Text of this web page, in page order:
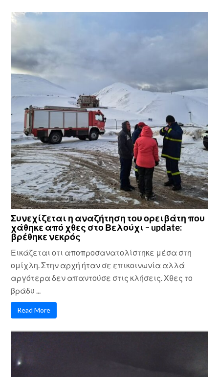
Συνεχίζεται η αναζήτηση του ορειβάτη που
χάθηκε από χθες στο Βελούχι – update:
βρέθηκε νεκρός
Εικάζεται οτι αποπροσανατολίστηκε μέσα στη
ομίχλη. Στην αρχή ήταν σε επικοινωνία αλλά
αργότερα δεν απαντούσε στις κλήσεις. Χθες το
βράδυ ...
Read More